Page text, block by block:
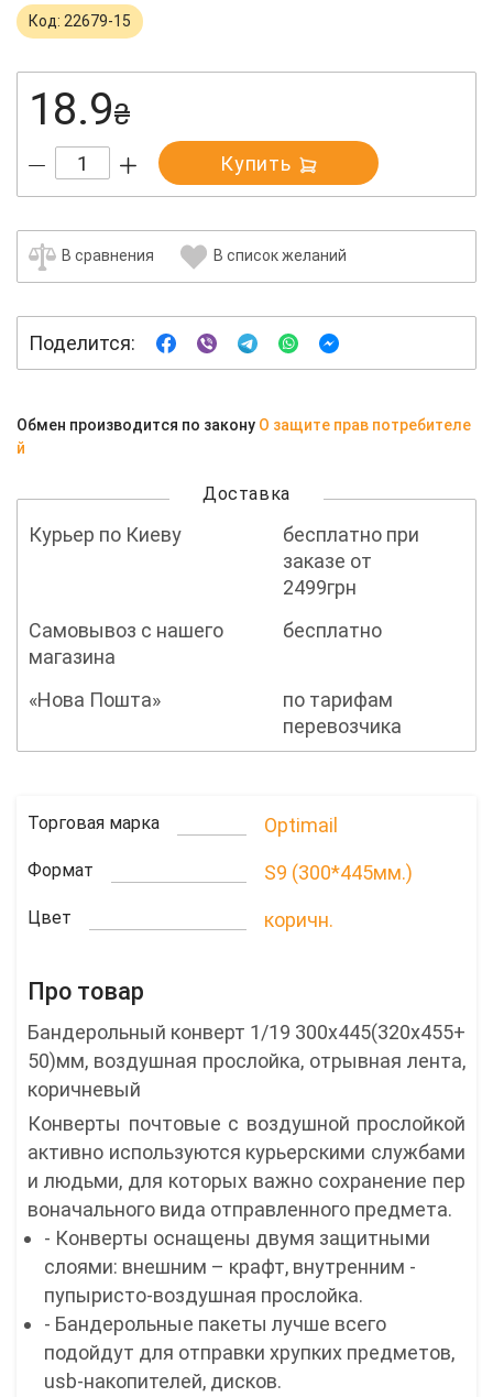
Код: 22679-15
18.9₴
Купить
В сравнения В список желаний
Поделится:
Обмен производится по закону О защите прав потребителе
й
Доставка
Курьер по Киеву
бесплатно при
заказе от
2499грн
Самовывоз с нашего
магазина
бесплатно
«Нова Пошта»
по тарифам
перевозчика
Торговая марка Optimail
Формат S9 (300*445мм.)
Цвет коричн.
Про товар
Бандерольный конверт 1/19 300x445(320x455+
50)мм, воздушная прослойка, отрывная лента,
коричневый
Конверты почтовые с воздушной прослойкой
активно используются курьерскими службами
и людьми, для которых важно сохранение пер
воначального вида отправленного предмета.
- Конверты оснащены двумя защитными
слоями: внешним – крафт, внутренним -
пупыристо-воздушная прослойка.
- Бандерольные пакеты лучше всего
подойдут для отправки хрупких предметов,
usb-накопителей, дисков.